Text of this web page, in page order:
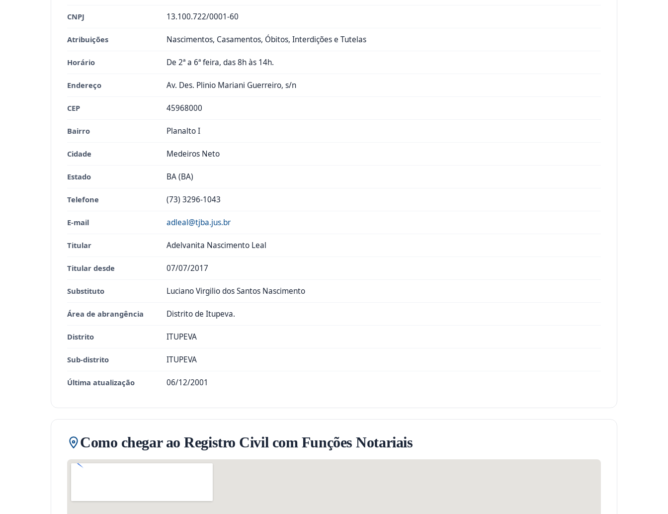
CNPJ 13.100.722/0001-60
Atribuições Nascimentos, Casamentos, Óbitos, Interdições e Tutelas
Horário De 2ª a 6ª feira, das 8h às 14h.
Endereço Av. Des. Plinio Mariani Guerreiro, s/n
CEP 45968000
Bairro Planalto I
Cidade Medeiros Neto
Estado BA (BA)
Telefone (73) 3296-1043
E-mail adleal@tjba.jus.br
Titular Adelvanita Nascimento Leal
Titular desde 07/07/2017
Substituto Luciano Virgilio dos Santos Nascimento
Área de abrangência Distrito de Itupeva.
Distrito ITUPEVA
Sub-distrito ITUPEVA
Última atualização 06/12/2001
Como chegar ao Registro Civil com Funções Notariais